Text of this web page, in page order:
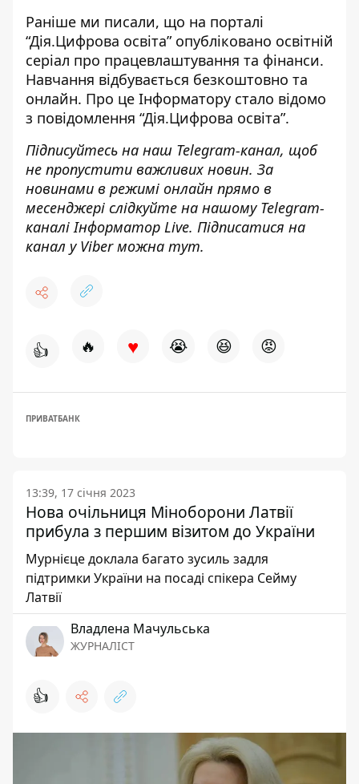
Раніше ми писали, що на порталі
“Дія.Цифрова освіта” опубліковано освітній
серіал про працевлаштування та фінанси.
Навчання відбувається безкоштовно та
онлайн. Про це Інформатору стало відомо
з повідомлення “Дія.Цифрова освіта”.
Підписуйтесь на наш Telegram-канал, щоб
не пропустити важливих новин. За
новинами в режимі онлайн прямо в
месенджері слідкуйте на нашому Telegram-
каналіІнформатор Live. Підписатися на
канал у Viber можна тут.
👍 🔥 ♥ 😭 😆 😡
ПРИВАТБАНК
13:39, 17 січня 2023
Нова очільниця Міноборони Латвії
прибула з першим візитом до України
Мурнієце доклала багато зусиль задля
підтримки України на посаді спікера Сейму
Латвії
Владлена Мачульська
ЖУРНАЛІСТ
👍